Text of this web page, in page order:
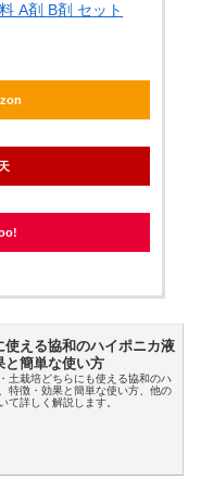
A剤 B剤 セット
使える協和のハイポニカ液
と簡単な使い方
土栽培どちらにも使える協和のハ
特徴・効果と簡単な使い方、他の
て詳しく解説します。